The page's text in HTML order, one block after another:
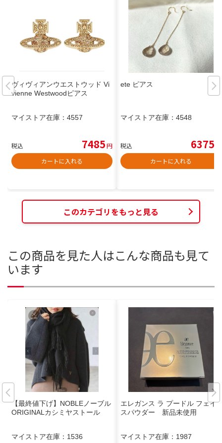
ヴィヴィアンウエストウッド Vi
vienne Westwoodピアス
マイストア在庫： 4557
税込 7485円
カートに入れる
ete ピアス
マイストア在庫： 4548
税込 6375
カートに入れる
このカテゴリをもっと見る
この商品を見た人はこんな商品も見て
います
【最終値下げ】NOBLEノーブル
ORIGINALカシミヤストール
マイストア在庫： 1536
エレガンス ラ プードル フェイ
スパウダー 新品未使用
マイストア在庫： 1987